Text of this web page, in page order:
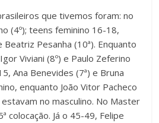
que tivemos foram: no
(4º); teens feminino 16-18,
Beatriz Pesanha (10ª). Enquanto
Viviani (8º) e Paulo Zeferino
Ana Benevides (7ª) e Bruna
enquanto João Vitor Pacheco
estavam no masculino. No Master
colocação. Já o 45-49, Felipe